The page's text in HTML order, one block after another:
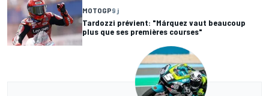
MOTOGP9 j
Tardozzi prévient: "Márquez vaut beaucoup
plus que ses premières courses"